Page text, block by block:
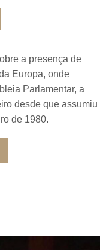
a presença de
Europa, onde
Parlamentar, a
desde que assumiu
de 1980.